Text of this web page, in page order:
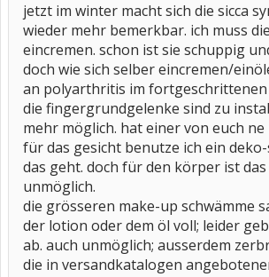
jetzt im winter macht sich die sicca
wieder mehr bemerkbar. ich muss
eincremen. schon ist sie schuppig
doch wie sich selber eincremen/
an polyarthritis im fortgeschrittenen
die fingergrundgelenke sind zu
mehr möglich. hat einer von euch ne
für das gesicht benutze ich ein
das geht. doch für den körper ist das
unmöglich.
die grösseren make-up schwämme
der lotion oder dem öl voll; leider
ab. auch unmöglich; ausserdem
die in versandkatalogen